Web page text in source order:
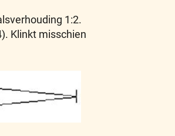
1:2.
Klinkt misschien